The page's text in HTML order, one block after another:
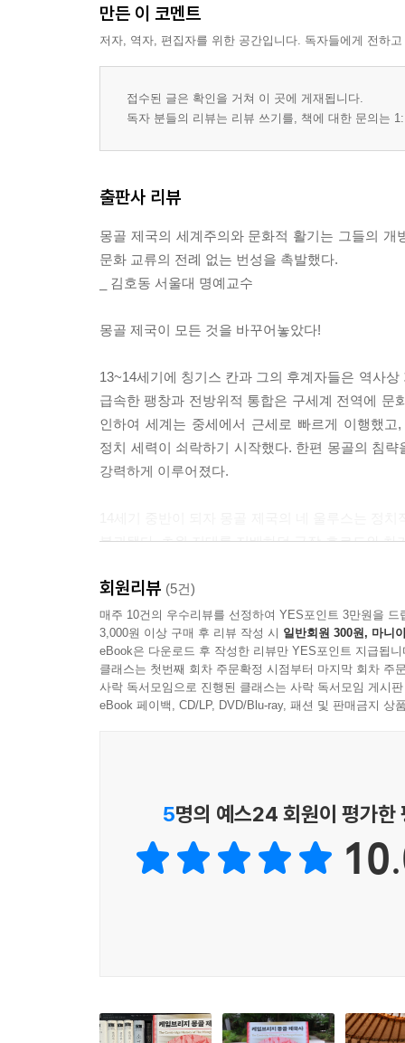
만든 이 코멘트
저자, 역자, 편집자를 위한 공간입니다. 독자들에게 전하
접수된 글은 확인을 거쳐 이 곳에 게재됩니다.
독자 분들의 리뷰는 리뷰 쓰기를, 책에 대한 문의는
출판사 리뷰
몽골 제국의 세계주의와 문화적 활기는 그들의
문화 교류의 전례 없는 번성을 촉발했다.
_ 김호동 서울대 명예교수
몽골 제국이 모든 것을 바꾸어놓았다!
13~14세기에 칭기스 칸과 그의 후계자들은 역사
급속한 팽창과 전방위적 통합은 구세계 전역에 문
인하여 세계는 중세에서 근세로 빠르게 이행했
정치 세력이 쇠락하기 시작했다. 한편 몽골의 침
강력하게 이루어졌다.
붕괴됐다. 초원 지대를 지배하던 금장 호르드와 차
·문화적 교류가 끊어졌기 때문이다.
하지만 칭기스 칸의 후손들은 계속해서 서부 초
시대’에 대한 사람들의 기억과 당대의 정치 문화,
제국 형성과 통치에 지속적으로 영향을 미쳤다.
하는 몽골 제국을 전체론적(holistic) 관점으로 통합
시리즈의 한 편으로 2023년 8월 출간된 이 책의
비란을 필두로, 몽골사 연구가 폭발하는 기점이
통사를 교양서로 종합한 데이비드 모건, 당대의
활발하게 연구와 강의를 하고 있는 조원희·최소영
범위와 복잡성만큼이나 방대한 분량으로 인하여
회원리뷰 (5건)
매주 10건의 우수리뷰를 선정하여 YES포인트 3만원을 드
3,000원 이상 구매 후 리뷰 작성 시 일반회원 300원, 마니
eBook은 다운로드 후 작성한 리뷰만 YES포인트 지급됩니
클래스는 첫번째 회차 주문확정 시점부터 마지막 회차 주
사락 독서모임으로 진행된 클래스는 사락 독서모임 게시
eBook 페이백, CD/LP, DVD/Blu-ray, 패션 및 판매금지 상
5명의 예스24 회원이 평가한